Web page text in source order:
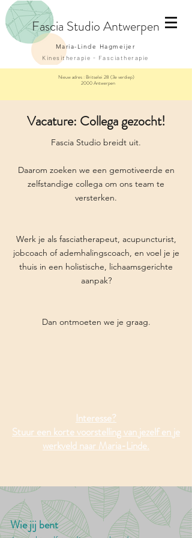
Fascia Studio Antwerpen
Maria-Linde Hagmeijer
Kinesitherapie - Fasciatherapie
Nieuw adres :Britselei 28 (3e verdiep)
2000 Antwerpen
Vacature: Collega gezocht!
​Fascia Studio breidt uit.
Daarom zoeken we een gemotiveerde en
zelfstandige collega om ons team te
versterken.
Werk je als fasciatherapeut, acupuncturist,
jobcoach of ademhalingscoach, en voel je je
thuis in een holistische, lichaamsgerichte
aanpak?
Dan ontmoeten we je graag.
Interesse?
Stuur een korte voorstelling van jezelf en je
werkveld naar Maria-Linde.
Wie jij bent